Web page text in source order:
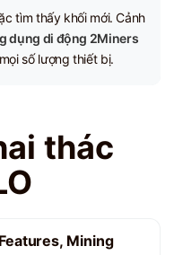
tìm thấy khối mới. Cảnh
dụng di động 2Miners
số lượng thiết bị.
thác
Mining